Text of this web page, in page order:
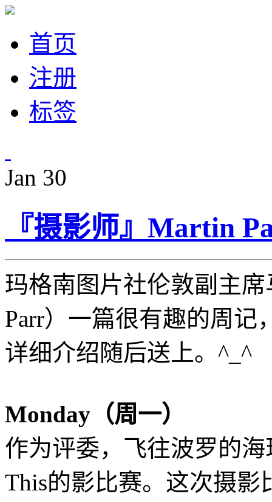
首页
注册
标签
Jan 30
『摄影师』Martin
玛格南图片社伦敦副主席
Parr）一篇很有趣的周记
详细介绍随后送上。^_^
Monday（周一）
作为评委，飞往波罗的
This的影比赛。这次摄